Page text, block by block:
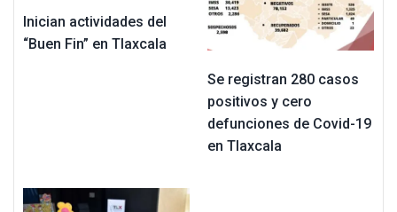
Inician actividades del
“Buen Fin” en Tlaxcala
Se registran 280 casos
positivos y cero
defunciones de Covid-19
en Tlaxcala